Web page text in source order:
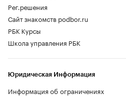
Рег.решения
Сайт знакомств podbor.ru
РБК Курсы
Школа управления РБК
Юридическая Информация
Информация об ограничениях